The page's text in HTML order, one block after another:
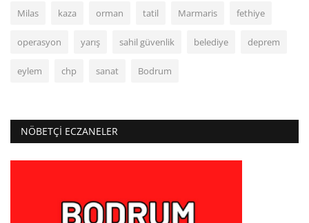
Milas kaza orman tatil Marmaris fethiye
operasyon yarış sahil güvenlik belediye deprem
eylem chp sanat Bodrum
NÖBETÇI ECZANELER